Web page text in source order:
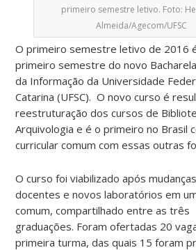
primeiro semestre letivo. Foto:
Almeida/Agecom/UFSC
O primeiro semestre letivo de 2016
primeiro semestre do novo
da Informação da Universidade
Catarina (UFSC). O novo curso é
reestruturação dos cursos de
Arquivologia e é o primeiro no Brasil
curricular comum com essas outras
O curso foi viabilizado após
docentes e novos laboratórios em
comum, compartilhado entre as três
graduações. Foram ofertadas 20
primeira turma, das quais 15 foram